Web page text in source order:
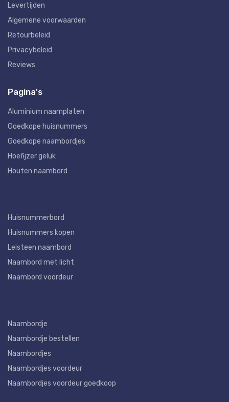
Levertijden
Algemene voorwaarden
Retourbeleid
Privacybeleid
Reviews
Pagina's
Aluminium naamplaten
Goedkope huisnummers
Goedkope naambordjes
Hoefijzer geluk
Houten naambord
Huisnummerbord
Huisnummers kopen
Leisteen naambord
Naambord met licht
Naambord voordeur
Naambordje
Naambordje bestellen
Naambordjes
Naambordjes voordeur
Naambordjes voordeur goedkoop